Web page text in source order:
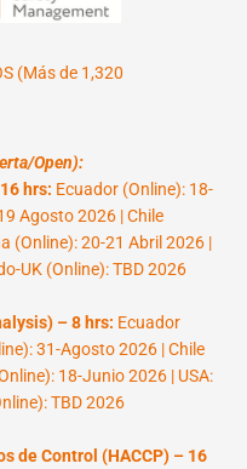
(Más de 1,320
Open):
hrs: Ecuador (Online): 18-
Agosto 2026 | Chile
(Online): 20-21 Abril 2026 |
UK (Online): TBD 2026
– 8 hrs: Ecuador
31-Agosto 2026 | Chile
18-Junio 2026 | USA:
TBD 2026
de Control (HACCP) – 16